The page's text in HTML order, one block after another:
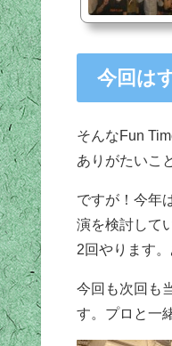
今回は
そんなFun
ありがたいこ
ですが！今年
演を検討して
2回やります
今回も次回も
す。プロと一